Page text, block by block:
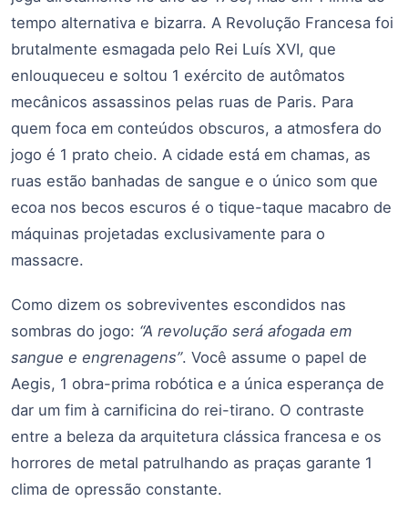
tempo alternativa e bizarra. A Revolução Francesa foi
brutalmente esmagada pelo Rei Luís XVI, que
enlouqueceu e soltou 1 exército de autômatos
mecânicos assassinos pelas ruas de Paris. Para
quem foca em conteúdos obscuros, a atmosfera do
jogo é 1 prato cheio. A cidade está em chamas, as
ruas estão banhadas de sangue e o único som que
ecoa nos becos escuros é o tique-taque macabro de
máquinas projetadas exclusivamente para o
massacre.
Como dizem os sobreviventes escondidos nas
sombras do jogo: “A revolução será afogada em
sangue e engrenagens”. Você assume o papel de
Aegis, 1 obra-prima robótica e a única esperança de
dar um fim à carnificina do rei-tirano. O contraste
entre a beleza da arquitetura clássica francesa e os
horrores de metal patrulhando as praças garante 1
clima de opressão constante.